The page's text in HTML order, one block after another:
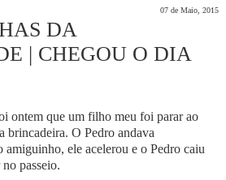
07 de Maio, 2015
DA
| CHEGOU O DIA
ontem que um filho meu foi parar ao
brincadeira. O Pedro andava
ele acelerou e o Pedro caiu
passeio.